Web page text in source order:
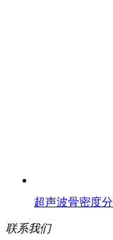
超声波骨密度
联系我们